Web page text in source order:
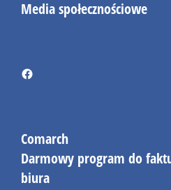
Media społecznościowe
Comarch
Darmowy program do
biura